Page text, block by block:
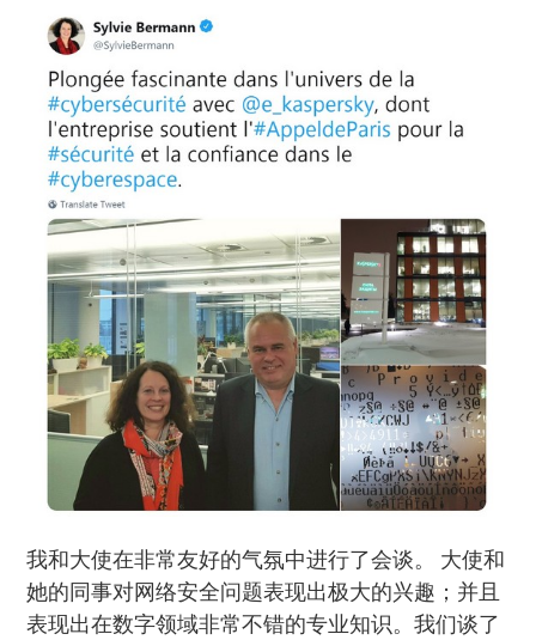
我和大使在非常友好的气氛中进行了会谈。 大使和
她的同事对网络安全问题表现出极大的兴趣；并且
表现出在数字领域非常不错的专业知识。我们谈了